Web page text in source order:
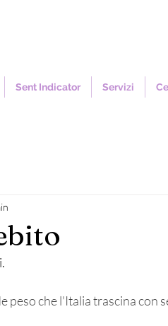
Sent Indicator Servizi
peso che l'Italia trascina con